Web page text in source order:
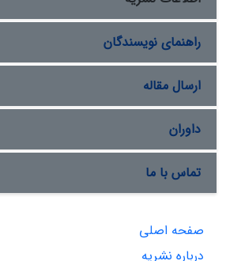
راهنمای نویسندگان
ارسال مقاله
داوران
تماس با ما
صفحه اصلی
درباره نشریه